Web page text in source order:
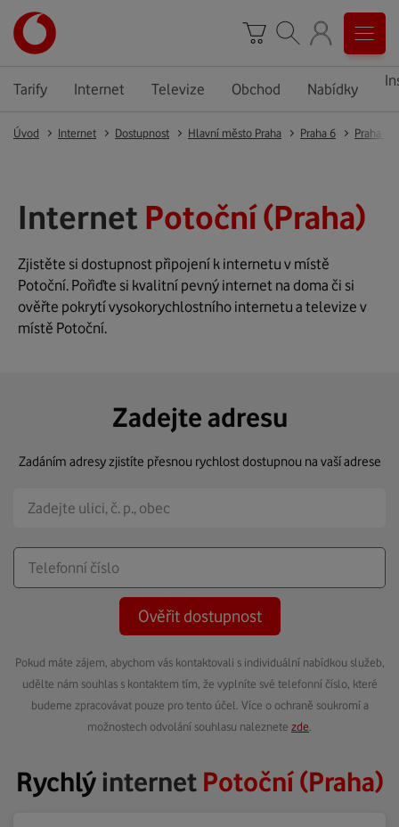
Tarify Internet Televize Obchod Nabídky
Úvod Internet Dostupnost Hlavní město Praha Praha 6 Praha 6
Internet Potoční (Praha)
Zjistěte si dostupnost připojení k internetu v místě
Potoční. Pořiďte si kvalitní pevný internet na doma či si
ověřte pokrytí vysokorychlostního internetu a televize v
místě Potoční.
Zadejte adresu
Zadáním adresy zjistíte přesnou rychlost dostupnou na vaší adrese
Ověřit dostupnost
Pokud máte zájem, abychom vás kontaktovali s individuální nabídkou služeb,
udělte nám souhlas s kontaktem tím, že vyplníte své telefonní číslo, které
budeme zpracovávat pouze pro tento účel. Více o ochraně soukromí a
možnostech odvolání souhlasu naleznete zde
Rychlýinternet Potoční (Praha)